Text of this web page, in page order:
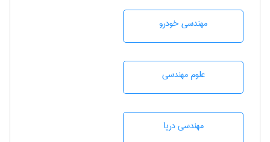
مهندسی خودرو
علوم مهندسی
مهندسی دریا